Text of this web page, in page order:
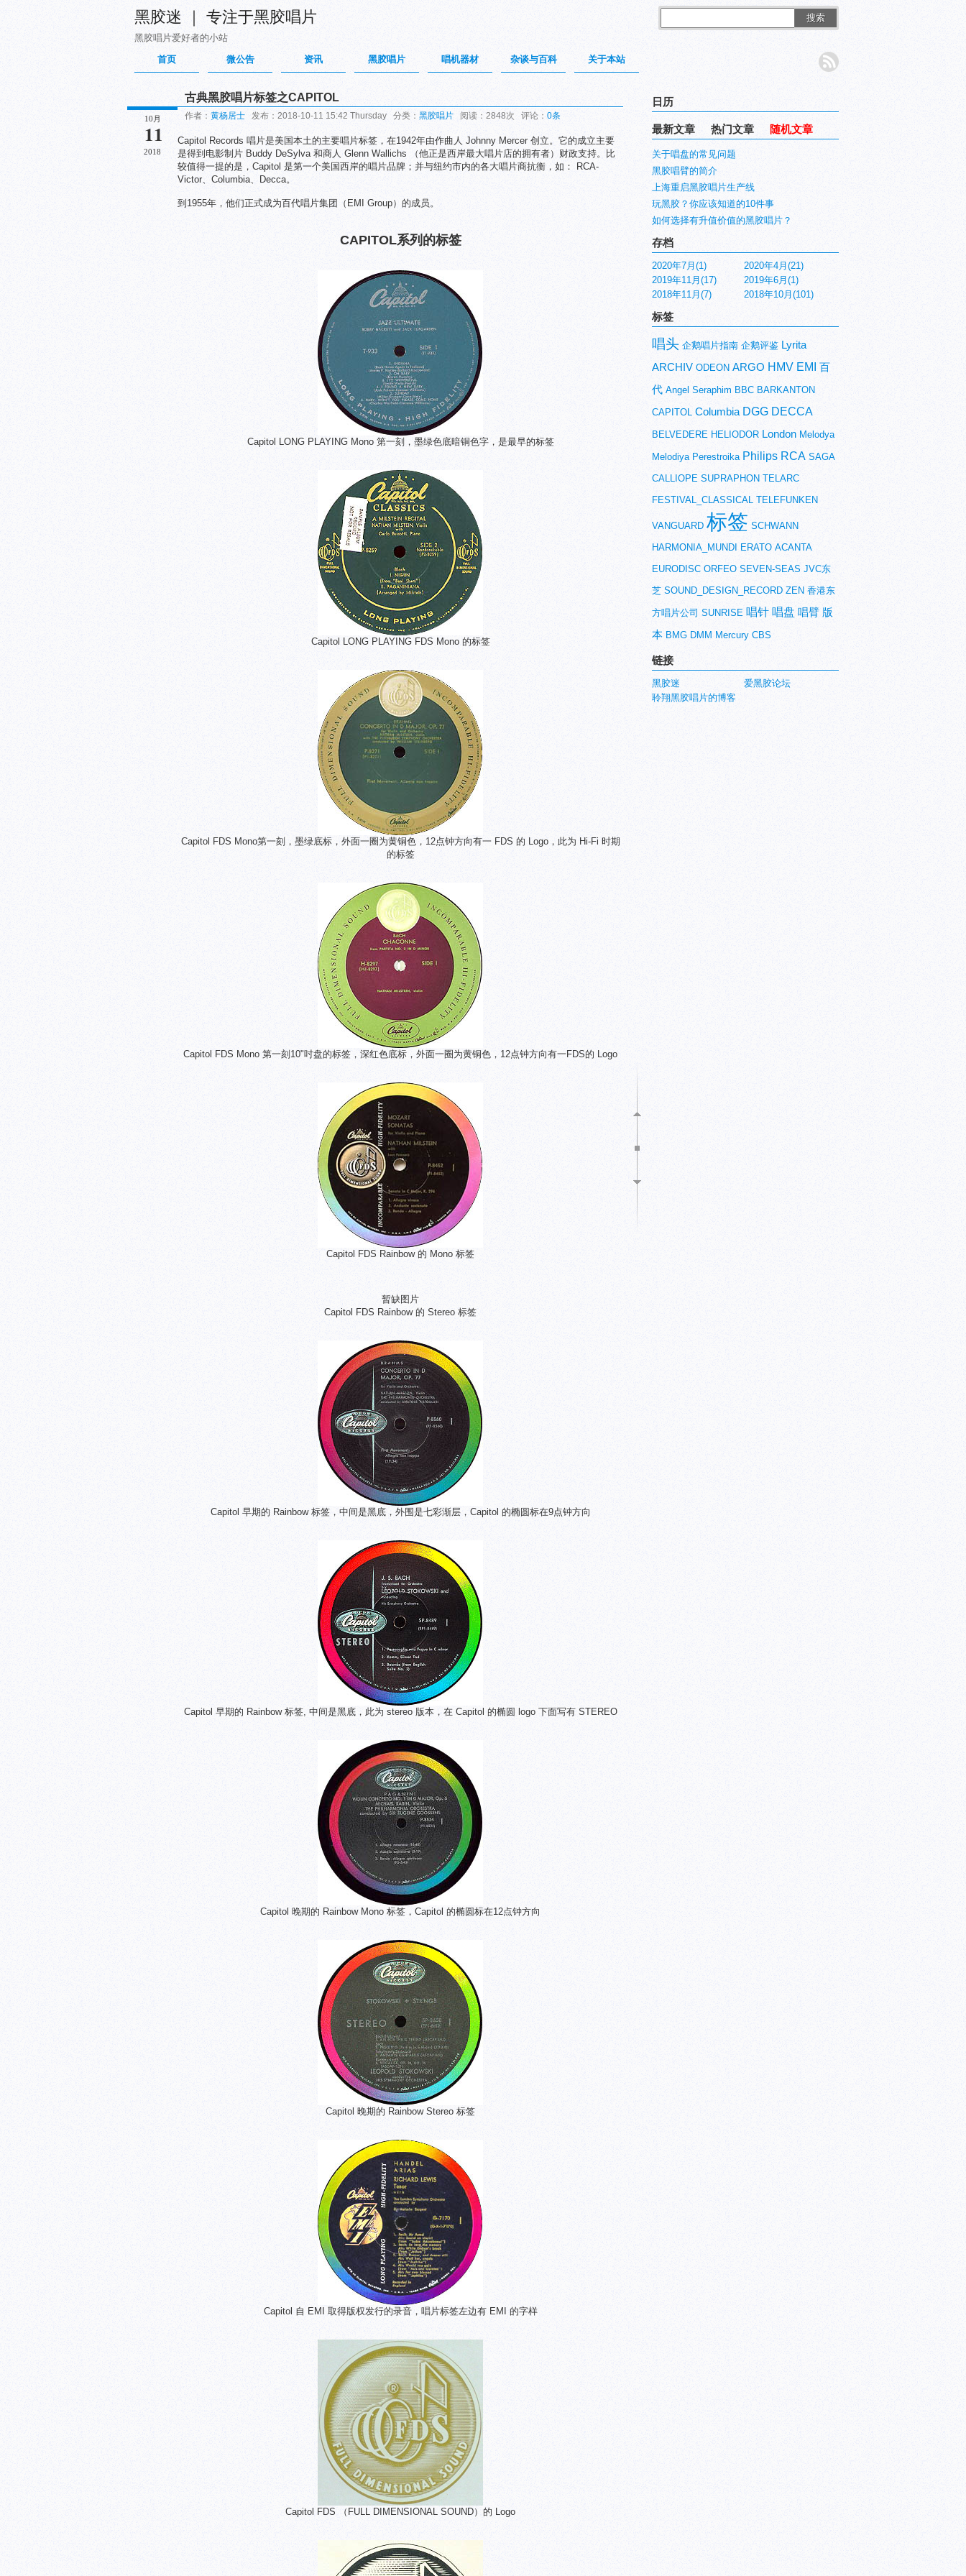
黑胶迷 ｜ 专注于黑胶唱片
黑胶唱片爱好者的小站
搜索
首页 微公告 资讯 黑胶唱片 唱机器材 杂谈与百科 关于本站
10月
11
2018
古典黑胶唱片标签之CAPITOL
作者： 黄杨居士 发布：2018-10-11 15:42 Thursday 分类： 黑胶唱片 阅读：2848次 评论： 0条
Capitol Records 唱片是美国本土的主要唱片标签，在1942年由作曲人 Johnny Mercer 创立。它的成立主要
是得到电影制片 Buddy DeSylva 和商人 Glenn Wallichs （他正是西岸最大唱片店的拥有者）财政支持。比
较值得一提的是，Capitol 是第一个美国西岸的唱片品牌；并与纽约市内的各大唱片商抗衡，如： RCA-
Victor、Columbia、Decca。
到1955年，他们正式成为百代唱片集团（EMI Group）的成员。
CAPITOL系列的标签
Capitol LONG PLAYING Mono 第一刻，墨绿色底暗铜色字，是最早的标签
Capitol LONG PLAYING FDS Mono 的标签
Capitol FDS Mono第一刻，墨绿底标，外面一圈为黄铜色，12点钟方向有一 FDS 的 Logo，此为 Hi-Fi 时期
的标签
Capitol FDS Mono 第一刻10"吋盘的标签，深红色底标，外面一圈为黄铜色，12点钟方向有一FDS的 Logo
Capitol FDS Rainbow 的 Mono 标签
暂缺图片
Capitol FDS Rainbow 的 Stereo 标签
Capitol 早期的 Rainbow 标签，中间是黑底，外围是七彩渐层，Capitol 的椭圆标在9点钟方向
Capitol 早期的 Rainbow 标签, 中间是黑底，此为 stereo 版本，在 Capitol 的椭圆 logo 下面写有 STEREO
Capitol 晚期的 Rainbow Mono 标签，Capitol 的椭圆标在12点钟方向
Capitol 晚期的 Rainbow Stereo 标签
Capitol 自 EMI 取得版权发行的录音，唱片标签左边有 EMI 的字样
Capitol FDS （FULL DIMENSIONAL SOUND）的 Logo
日历
最新文章 热门文章 随机文章
关于唱盘的常见问题
黑胶唱臂的简介
上海重启黑胶唱片生产线
玩黑胶？你应该知道的10件事
如何选择有升值价值的黑胶唱片？
存档
2020年7月(1)
2020年4月(21)
2019年11月(17)
2019年6月(1)
2018年11月(7)
2018年10月(101)
标签
唱头 企鹅唱片指南 企鹅评鉴 Lyrita
ARCHIV ODEON ARGO HMV EMI
百
代 Angel Seraphim BBC BARKANTON
CAPITOL Columbia DGG DECCA
BELVEDERE HELIODOR London Melodya
Melodiya Perestroika Philips RCA SAGA
CALLIOPE SUPRAPHON TELARC
FESTIVAL_CLASSICAL TELEFUNKEN
VANGUARD 标签 SCHWANN
HARMONIA_MUNDI
ERATO ACANTA
EURODISC ORFEO SEVEN-SEAS JVC东
芝 SOUND_DESIGN_RECORD ZEN 香港东
方唱片公司 SUNRISE 唱针 唱盘 唱臂 版
本 BMG DMM Mercury CBS
链接
黑胶迷
爱黑胶论坛
聆翔黑胶唱片的博客